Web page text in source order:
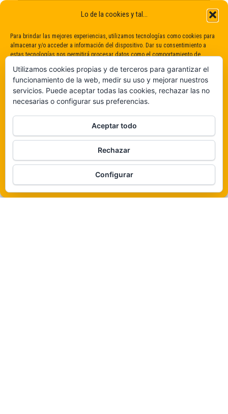
Lo de la cookies y tal...
Para brindar las mejores experiencias, utilizamos tecnologías como cookies para
almacenar y/o acceder a información del dispositivo. Dar su consentimiento a
estas tecnologías nos permitirá procesar datos como el comportamiento de
consentimiento puede afectar negativamente a determinadas características y
funciones.
De ninguna manera
Veámos que hay aquí
Política de cookies
WordPress |Tema:
Utilizamos cookies propias y de terceros para garantizar el
funcionamiento de la web, medir su uso y mejorar nuestros
servicios. Puede aceptar todas las cookies, rechazar las no
necesarias o configurar sus preferencias.
Aceptar todo
Rechazar
Configurar